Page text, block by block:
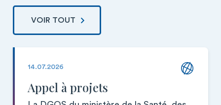
VOIR TOUT
14.07.2026
Appel à projets